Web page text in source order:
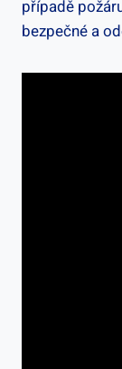
případě
bezpečné a